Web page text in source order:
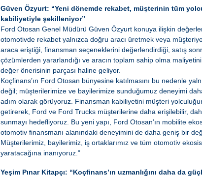
Güven Özyurt: “Yeni dönemde rekabet, müşterinin tüm
kabiliyetiyle şekilleniyor”
Ford Otosan Genel Müdürü Güven Özyurt konuya ilişkin
otomotivde rekabet yalnızca doğru aracı üretmek veya
araca eriştiği, finansman seçeneklerini değerlendirdiği, satış
çözümlerden yararlandığı ve aracın toplam sahip olma
değer önerisinin parçası haline geliyor.
Koçfinans’ın Ford Otosan bünyesine katılmasını bu nedenle
değil; müşterilerimize ve bayilerimize sunduğumuz deneyimi
adım olarak görüyoruz. Finansman kabiliyetini müşteri
getirerek, Ford ve Ford Trucks müşterilerine daha erişilebilir,
sunmayı hedefliyoruz. Bu yeni yapı, Ford Otosan’ın mobilite
otomotiv finansmanı alanındaki deneyimini de daha geniş bir
Müşterilerimiz, bayilerimiz, iş ortaklarımız ve tüm otomotiv
yaratacağına inanıyoruz.”
Yeşim Pınar Kitapçı: “Koçfinans’ın uzmanlığını daha da